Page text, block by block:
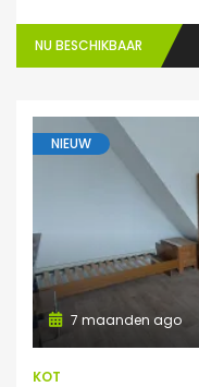
NU BESCHIKBAAR
NIEUW
7 maanden ago
KOT